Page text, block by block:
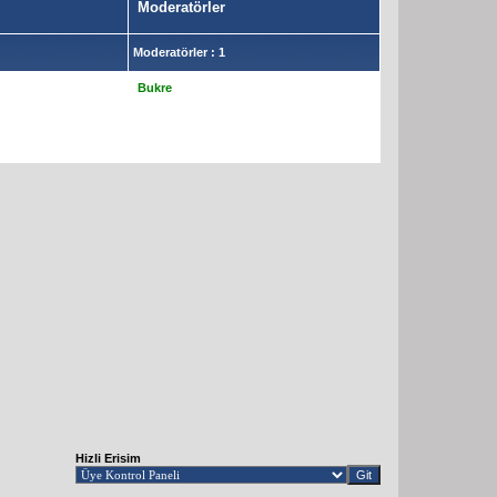
Moderatörler
Moderatörler : 1
Bukre
Hizli Erisim